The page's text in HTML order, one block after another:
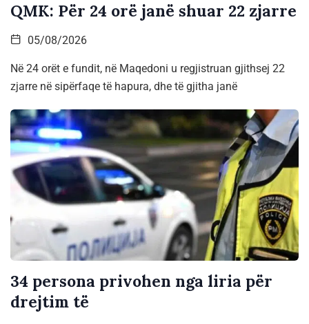
QMK: Për 24 orë janë shuar 22 zjarre
05/08/2026
Në 24 orët e fundit, në Maqedoni u regjistruan gjithsej 22
zjarre në sipërfaqe të hapura, dhe të gjitha janë
34 persona privohen nga liria për
drejtim të